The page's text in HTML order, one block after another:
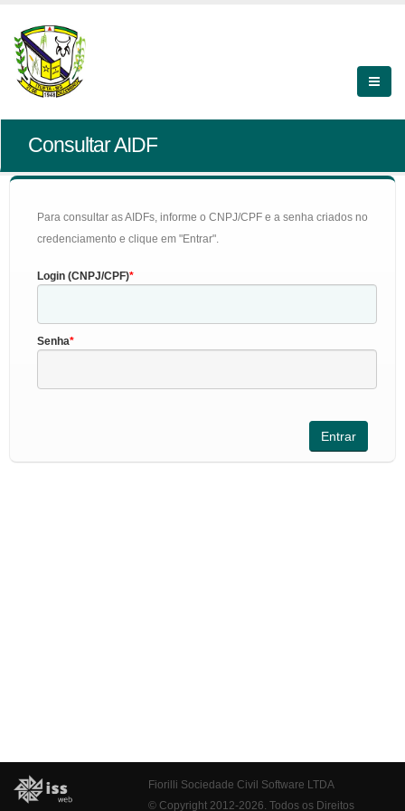
Consultar AIDF
Para consultar as AIDFs, informe o CNPJ/CPF e a senha criados no
credenciamento e clique em "Entrar".
Login (CNPJ/CPF)
Senha
Fiorilli Sociedade Civil Software LTDA
© Copyright 2012-2026. Todos os Direitos